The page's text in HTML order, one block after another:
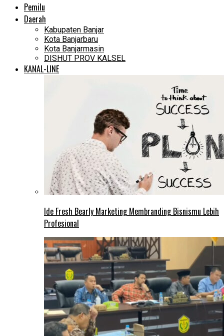
Pemilu
Daerah
Kabupaten Banjar
Kota Banjarbaru
Kota Banjarmasin
DISHUT PROV KALSEL
KANAL-LINE
Ide Fresh Bearly Marketing Membranding Bisnismu Lebih
Profesional